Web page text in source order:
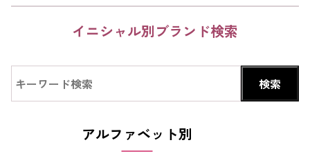
イニシャル別ブランド検索
アルファベット別